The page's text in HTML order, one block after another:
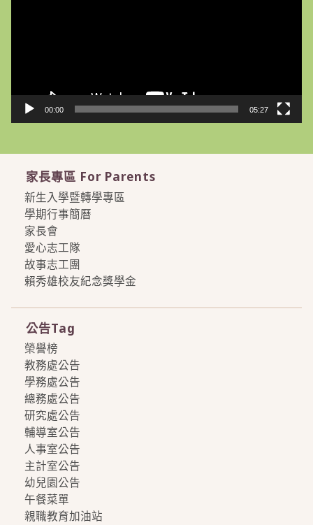
00:00 05:27
家長專區 For Parents
新生入學暨轉學專區
學期行事簡曆
家長會
愛心志工隊
故事志工團
賴秀雄校友紀念獎學金
公告Tag
榮譽榜
教務處公告
學務處公告
總務處公告
研究處公告
輔導室公告
人事室公告
主計室公告
幼兒園公告
午餐菜單
親職教育加油站